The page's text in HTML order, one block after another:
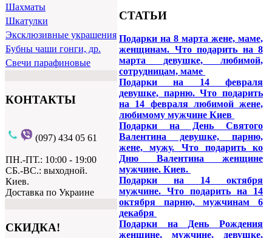
Шахматы
Шкатулки
Эксклюзивные украшения
Бубны чаши гонги, др.
Свечи парафиновые
КОНТАКТЫ
(097) 434 05 61
ПН.-ПТ.: 10:00 - 19:00
СБ.-ВС.: выходной.
Киев.
Доставка по Украине
СКИДКА!
СТАТЬИ
Подарки на 8 марта жене, маме,
женщинам. Что подарить на 8
марта девушке, любимой,
сотрудницам, маме
Подарки на 14 февраля
девушке, парню. Что подарить
на 14 февраля любимой жене,
любимому мужчине Киев
Подарки на День Святого
Валентина девушке, парню,
жене, мужу. Что подарить ко
Дню Валентина женщине
мужчине. Киев.
Подарки на 14 октября
мужчине. Что подарить на 14
октября парню, мужчинам 6
декабря
Подарки на День Рождения
женщине, мужчине, девушке,